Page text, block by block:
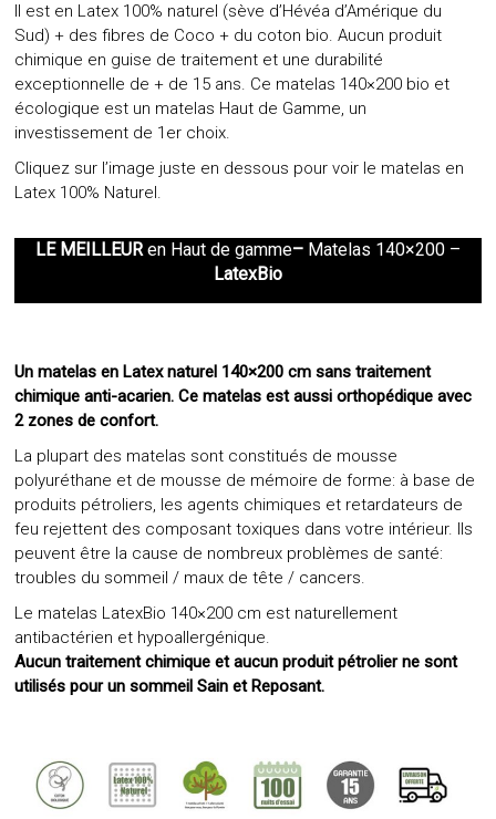
Il est en Latex 100% naturel (sève d’Hévéa d’Amérique du
Sud) + des fibres de Coco + du coton bio. Aucun produit
chimique en guise de traitement et une durabilité
exceptionnelle de + de 15 ans. Ce matelas 140×200 bio et
écologique est un matelas Haut de Gamme, un
investissement de 1er choix.
Cliquez sur l’image juste en dessous pour voir le matelas en
Latex 100% Naturel.
LE MEILLEURen Haut de gamme– Matelas 140×200 –
LatexBio
Un matelas en Latex naturel 140×200 cm sans traitement
chimique anti-acarien. Ce matelas est aussi orthopédique avec
2 zones de confort.
La plupart des matelas sont constitués de mousse
polyuréthane et de mousse de mémoire de forme: à base de
produits pétroliers, les agents chimiques et retardateurs de
feu rejettent des composant toxiques dans votre intérieur. Ils
peuvent être la cause de nombreux problèmes de santé:
troubles du sommeil / maux de tête / cancers.
Le matelas LatexBio 140×200 cm est naturellement
antibactérien et hypoallergénique.
Aucun traitement chimique et aucun produit pétrolier ne sont
utilisés pour un sommeil Sain et Reposant.